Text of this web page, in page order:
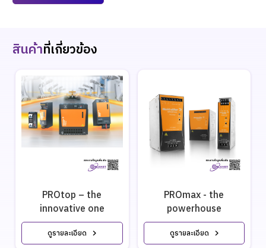
สินค้าที่เกี่ยวข้อง
ดูรายละเอียด
PROtop – the
innovative one
ดูรายละเอียด
PROmax - the
powerhouse